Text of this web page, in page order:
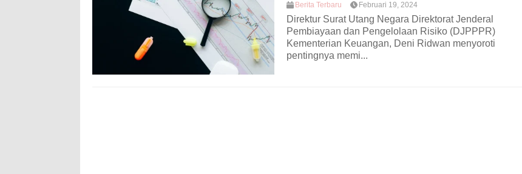
Berita Terbaru Februari 19, 2024
Direktur Surat Utang Negara Direktorat Jenderal
Pembiayaan dan Pengelolaan Risiko (DJPPPR)
Kementerian Keuangan, Deni Ridwan menyoroti
pentingnya memi...